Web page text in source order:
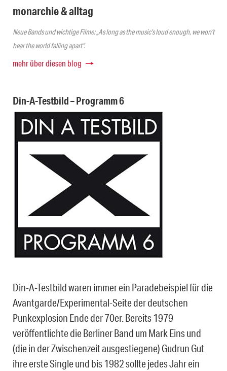
monarchie & alltag
Neue Bands und wichtige Filme: „As long as the music’s loud enough, we won’t
hear the world falling apart“.
mehr über diesen blog
Din-A-Testbild – Programm 6
Din-A-Testbild waren immer ein Paradebeispiel für die
Avantgarde/Experimental-Seite der deutschen
Punkexplosion Ende der 70er. Bereits 1979
veröffentlichte die Berliner Band um Mark Eins und
(die in der Zwischenzeit ausgestiegene) Gudrun Gut
ihre erste Single und bis 1982 sollte jedes Jahr ein